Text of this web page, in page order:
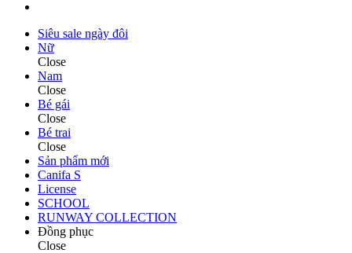
Siêu sale ngày đôi
Nữ
Close
Nam
Close
Bé gái
Close
Bé trai
Close
Sản phẩm mới
Canifa S
License
SCHOOL
RUNWAY COLLECTION
Đồng phục
Close